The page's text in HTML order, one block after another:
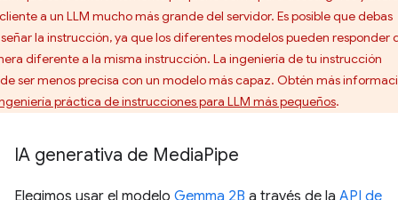
a un LLM mucho más grande del servidor. Es posible que debas
la instrucción, ya que los diferentes modelos pueden responder
diferente a la misma instrucción. La ingeniería de tu instrucción
ser menos precisa con un modelo más capaz. Obtén más
práctica de instrucciones para LLM más pequeños.
IA generativa de MediaPipe